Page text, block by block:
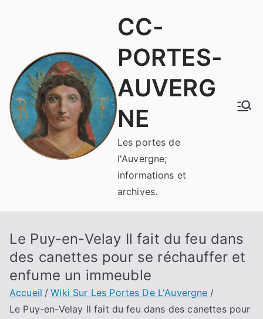
CC-
PORTES-
AUVERG
NE
Les portes de
l'Auvergne;
informations et
archives.
Le Puy-en-Velay Il fait du feu dans
des canettes pour se réchauffer et
enfume un immeuble
Accueil
Wiki Sur Les Portes De L'Auvergne
Le Puy-en-Velay Il fait du feu dans des canettes pour